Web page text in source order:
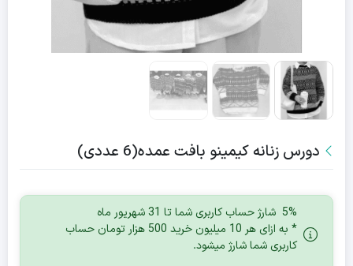
دورس زنانه کیمینو بافت عمده(6 عددی)
5% شارژ حساب کاربری شما تا 31 شهریور ماه
* به ازای هر 10 میلیون خرید 500 هزار تومان حساب
کاربری شما شارژ میشود.